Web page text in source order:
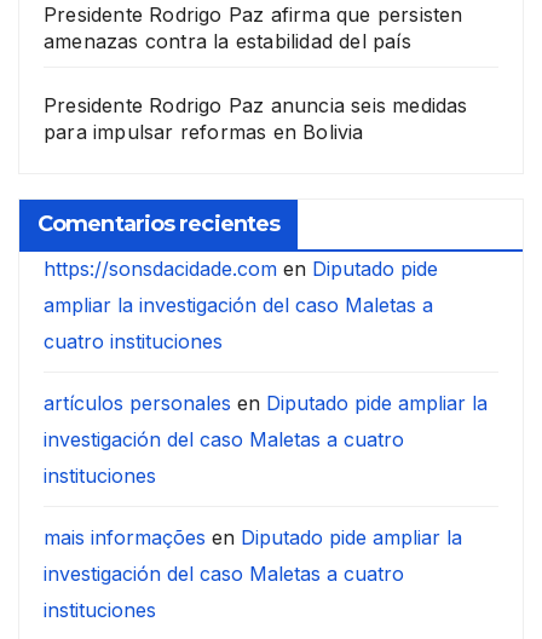
Presidente Rodrigo Paz afirma que persisten
amenazas contra la estabilidad del país
Presidente Rodrigo Paz anuncia seis medidas
para impulsar reformas en Bolivia
Comentarios recientes
https://sonsdacidade.com en Diputado pide
ampliar la investigación del caso Maletas a
cuatro instituciones
artículos personales en Diputado pide ampliar la
investigación del caso Maletas a cuatro
instituciones
mais informações en Diputado pide ampliar la
investigación del caso Maletas a cuatro
instituciones